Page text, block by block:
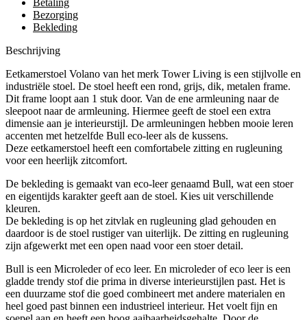
Betaling
Bezorging
Bekleding
Beschrijving
Eetkamerstoel Volano van het merk Tower Living is een stijlvolle en
industriële stoel. De stoel heeft een rond, grijs, dik, metalen frame.
Dit frame loopt aan 1 stuk door. Van de ene armleuning naar de
sleepoot naar de armleuning. Hiermee geeft de stoel een extra
dimensie aan je interieurstijl. De armleuningen hebben mooie leren
accenten met hetzelfde Bull eco-leer als de kussens.
Deze eetkamerstoel heeft een comfortabele zitting en rugleuning
voor een heerlijk zitcomfort.
De bekleding is gemaakt van eco-leer genaamd Bull, wat een stoer
en eigentijds karakter geeft aan de stoel. Kies uit verschillende
kleuren.
De bekleding is op het zitvlak en rugleuning glad gehouden en
daardoor is de stoel rustiger van uiterlijk. De zitting en rugleuning
zijn afgewerkt met een open naad voor een stoer detail.
Bull is een Microleder of eco leer. En microleder of eco leer is een
gladde trendy stof die prima in diverse interieurstijlen past. Het is
een duurzame stof die goed combineert met andere materialen en
heel goed past binnen een industrieel interieur. Het voelt fijn en